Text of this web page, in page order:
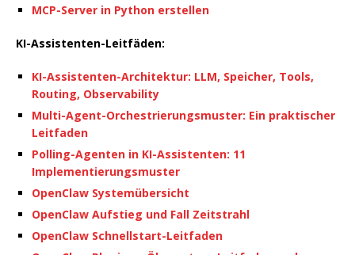
MCP-Server in Python erstellen
KI-Assistenten-Leitfäden:
KI-Assistenten-Architektur: LLM, Speicher, Tools,
Routing, Observability
Multi-Agent-Orchestrierungsmuster: Ein praktischer
Leitfaden
Polling-Agenten in KI-Assistenten: 11
Implementierungsmuster
OpenClaw Systemübersicht
OpenClaw Aufstieg und Fall Zeitstrahl
OpenClaw Schnellstart-Leitfaden